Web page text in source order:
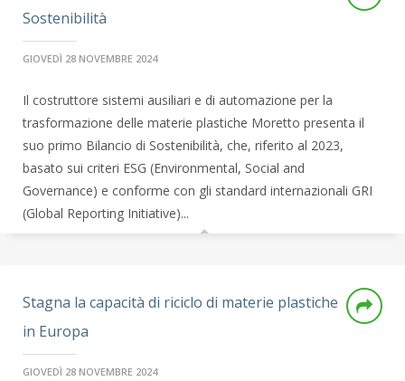
Sostenibilità
GIOVEDÌ 28 NOVEMBRE 2024
Il costruttore sistemi ausiliari e di automazione per la
trasformazione delle materie plastiche Moretto presenta il
suo primo Bilancio di Sostenibilità, che, riferito al 2023,
basato sui criteri ESG (Environmental, Social and
Governance) e conforme con gli standard internazionali GRI
(Global Reporting Initiative)...
Stagna la capacità di riciclo di materie plastiche
in Europa
GIOVEDÌ 28 NOVEMBRE 2024